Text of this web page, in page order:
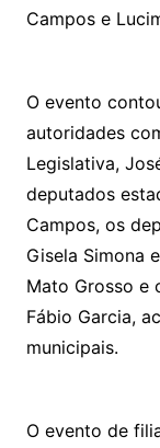
Campos e
O evento
autoridades
Legislativa,
deputados
Campos, os
Gisela Simona
Mato Grosso e
Fábio Garcia,
municipais.
O evento de